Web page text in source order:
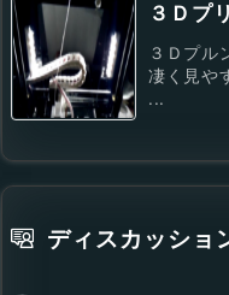
３Ｄプ
３Ｄプル
凄く見や
...
ディスカッショ